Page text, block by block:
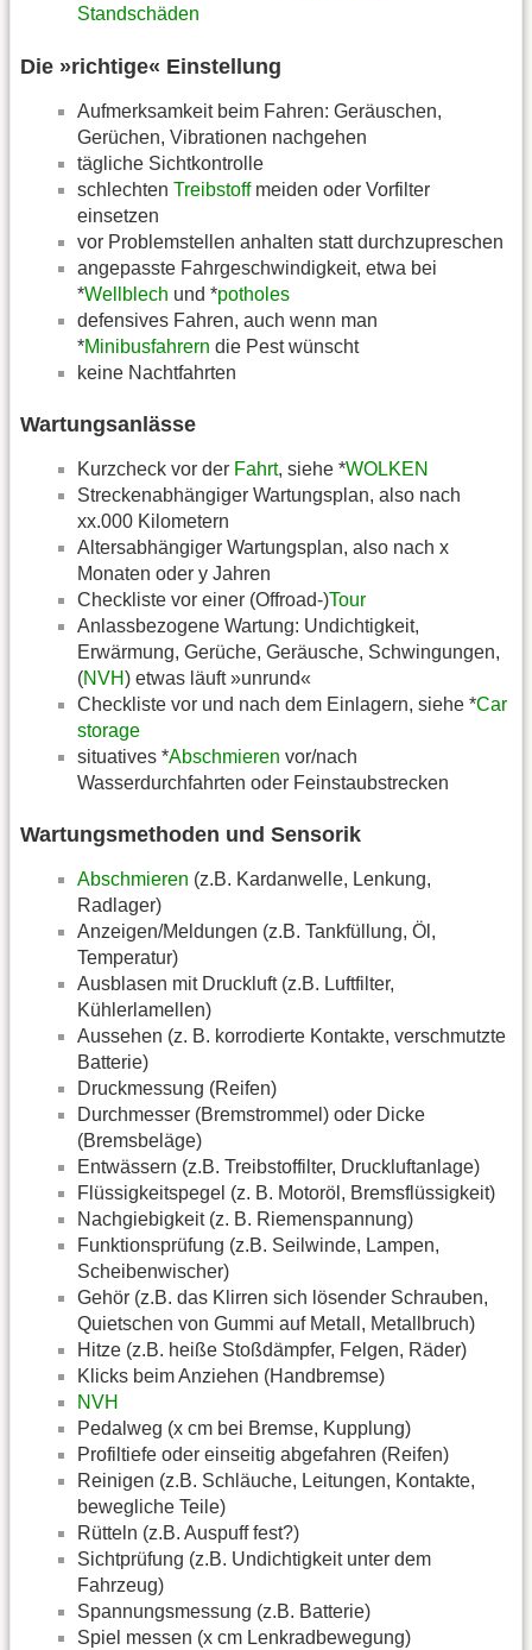
Standschäden
Die »richtige« Einstellung
Aufmerksamkeit beim Fahren: Geräuschen,
Gerüchen, Vibrationen nachgehen
tägliche Sichtkontrolle
schlechten Treibstoffmeiden oder Vorfilter
einsetzen
vor Problemstellen anhalten statt durchzupreschen
angepasste Fahrgeschwindigkeit, etwa bei
*Wellblech und *potholes
defensives Fahren, auch wenn man
*Minibusfahrern die Pest wünscht
keine Nachtfahrten
Wartungsanlässe
Kurzcheck vor der Fahrt, siehe *WOLKEN
Streckenabhängiger Wartungsplan, also nach
xx.000 Kilometern
Altersabhängiger Wartungsplan, also nach x
Monaten oder y Jahren
Checkliste vor einer (Offroad-)Tour
Anlassbezogene Wartung: Undichtigkeit,
Erwärmung, Gerüche, Geräusche, Schwingungen,
(NVH) etwas läuft »unrund«
Checkliste vor und nach dem Einlagern, siehe *Car
storage
situatives *Abschmieren vor/nach
Wasserdurchfahrten oder Feinstaubstrecken
Wartungsmethoden und Sensorik
Abschmieren (z.B. Kardanwelle, Lenkung,
Radlager)
Anzeigen/Meldungen (z.B. Tankfüllung, Öl,
Temperatur)
Ausblasen mit Druckluft (z.B. Luftfilter,
Kühlerlamellen)
Aussehen (z. B. korrodierte Kontakte, verschmutzte
Batterie)
Druckmessung (Reifen)
Durchmesser (Bremstrommel) oder Dicke
(Bremsbeläge)
Entwässern (z.B. Treibstoffilter, Druckluftanlage)
Flüssigkeitspegel (z. B. Motoröl, Bremsflüssigkeit)
Nachgiebigkeit (z. B. Riemenspannung)
Funktionsprüfung (z.B. Seilwinde, Lampen,
Scheibenwischer)
Gehör (z.B. das Klirren sich lösender Schrauben,
Quietschen von Gummi auf Metall, Metallbruch)
Hitze (z.B. heiße Stoßdämpfer, Felgen, Räder)
Klicks beim Anziehen (Handbremse)
NVH
Pedalweg (x cm bei Bremse, Kupplung)
Profiltiefe oder einseitig abgefahren (Reifen)
Reinigen (z.B. Schläuche, Leitungen, Kontakte,
bewegliche Teile)
Rütteln (z.B. Auspuff fest?)
Sichtprüfung (z.B. Undichtigkeit unter dem
Fahrzeug)
Spannungsmessung (z.B. Batterie)
Spiel messen (x cm Lenkradbewegung)